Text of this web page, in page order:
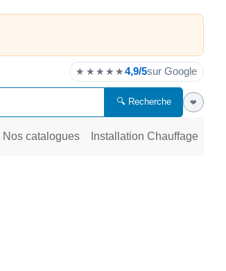
★★★★★4,9/5sur Google
🔍 Recherche ❤
Nos catalogues Installation Chauffage